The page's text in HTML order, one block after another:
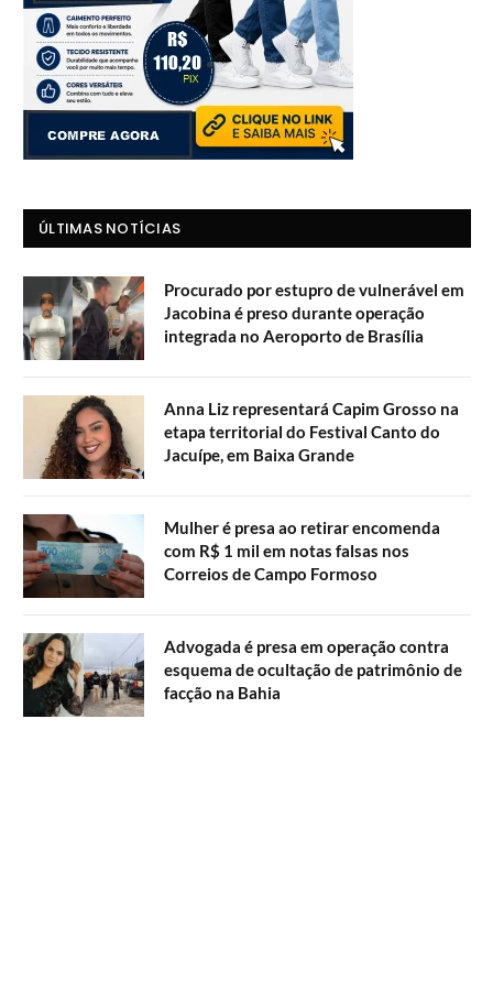
ÚLTIMAS NOTÍCIAS
Procurado por estupro de vulnerável em
Jacobina é preso durante operação
integrada no Aeroporto de Brasília
Anna Liz representará Capim Grosso na
etapa territorial do Festival Canto do
Jacuípe, em Baixa Grande
Mulher é presa ao retirar encomenda
com R$ 1 mil em notas falsas nos
Correios de Campo Formoso
Advogada é presa em operação contra
esquema de ocultação de patrimônio de
facção na Bahia